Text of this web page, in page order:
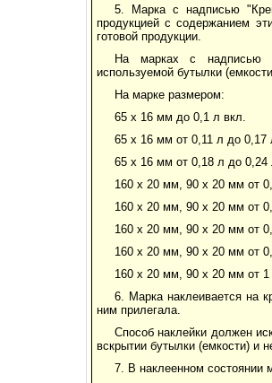
5. Марка с надписью
продукцией с содержанием
готовой продукции.
На марках с надписью
используемой бутылки
На марке размером:
65 х 16 мм до 0,1 л вкл.
65 х 16 мм от 0,11 л до 0,17
65 х 16 мм от 0,18 л до 0,24
160 х 20 мм, 90 х 20 мм от
160 х 20 мм, 90 х 20 мм от
160 х 20 мм, 90 х 20 мм от
160 х 20 мм, 90 х 20 мм от
160 х 20 мм, 90 х 20 мм от
6. Марка наклеивается на
ним прилегала.
Способ наклейки должен
вскрытии бутылки (емкости) и
7. В наклеенном состоянии